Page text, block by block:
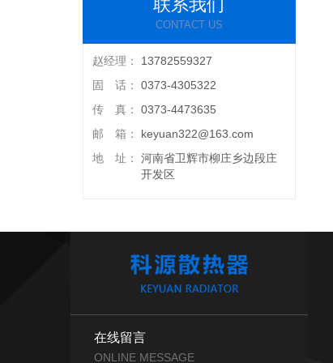
联系我们
CONTACT US
赵经理：
13782559327
固 话：
0373-4305322
传 真：
0373-4473635
邮 箱：
keyuan322@163.com
地 址：
河南省卫辉市柳庄乡边段庄
开发区
在线留言
ONLINE MESSAGE